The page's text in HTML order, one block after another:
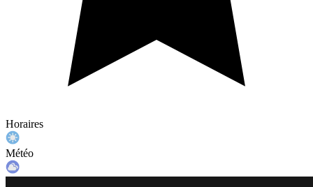
Horaires
Météo